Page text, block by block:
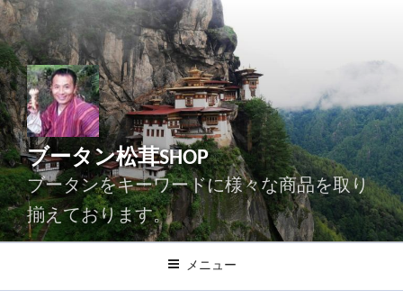
コ
ン
テ
ン
ツ
へ
ス
キ
ッ
プ
ブータン松茸SHOP
ブータンをキーワードに様々な商品を取り
揃えております。
メニュー